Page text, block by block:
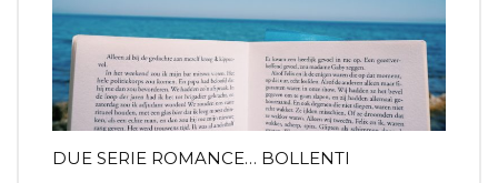
DUE SERIE ROMANCE… BOLLENTI